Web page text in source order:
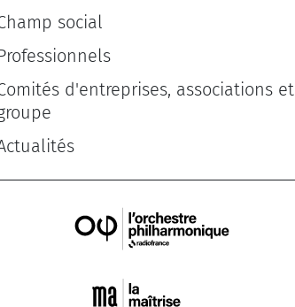
social
d'entreprises, associations et